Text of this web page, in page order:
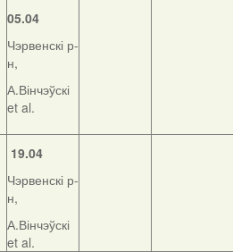
05.04
Чэрвенскі р-
н,
А.Вінчэўскі
et al.
19.04
Чэрвенскі р-
н,
А.Вінчэўскі
et al.